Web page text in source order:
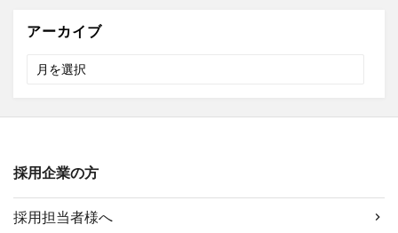
アーカイブ
イ
採用企業の方
採用担当者様へ